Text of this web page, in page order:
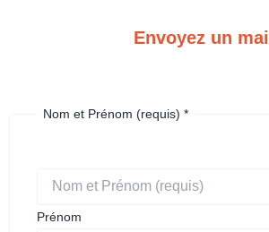
Envoyez un mail
Nom et Prénom (requis) *
Prénom